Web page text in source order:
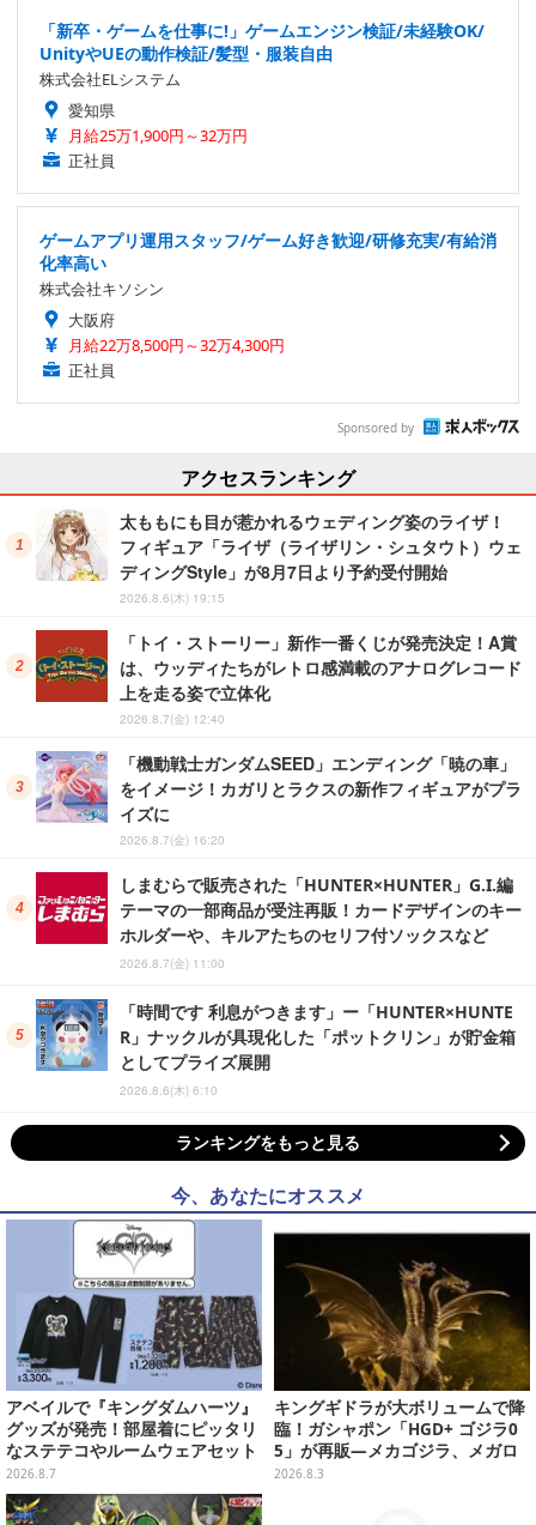
「新卒・ゲームを仕事に!」ゲームエンジン検証/未経験OK/
UnityやUEの動作検証/髪型・服装自由
株式会社ELシステム
愛知県
月給25万1,900円～32万円
正社員
ゲームアプリ運用スタッフ/ゲーム好き歓迎/研修充実/有給消
化率高い
株式会社キソシン
大阪府
月給22万8,500円～32万4,300円
正社員
Sponsored by
アクセスランキング
太ももにも目が惹かれるウェディング姿のライザ！
フィギュア「ライザ（ライザリン・シュタウト）ウェ
ディングStyle」が8月7日より予約受付開始
2026.8.6(木) 19:15
「トイ・ストーリー」新作一番くじが発売決定！A賞
は、ウッディたちがレトロ感満載のアナログレコード
上を走る姿で立体化
2026.8.7(金) 12:40
「機動戦士ガンダムSEED」エンディング「暁の車」
をイメージ！カガリとラクスの新作フィギュアがプラ
イズに
2026.8.7(金) 16:20
しまむらで販売された「HUNTER×HUNTER」G.I.編
テーマの一部商品が受注再販！カードデザインのキー
ホルダーや、キルアたちのセリフ付ソックスなど
2026.8.7(金) 11:00
「時間です 利息がつきます」ー「HUNTER×HUNTE
R」ナックルが具現化した「ポットクリン」が貯金箱
としてプライズ展開
2026.8.6(木) 6:10
ランキングをもっと見る
今、あなたにオススメ
アベイルで『キングダムハーツ』
グッズが発売！部屋着にピッタリ
なステテコやルームウェアセット
2026.8.7
キングギドラが大ボリュームで降
臨！ガシャポン「HGD+ ゴジラ0
5」が再販―メカゴジラ、メガロ
なども揃った全4種
2026.8.3